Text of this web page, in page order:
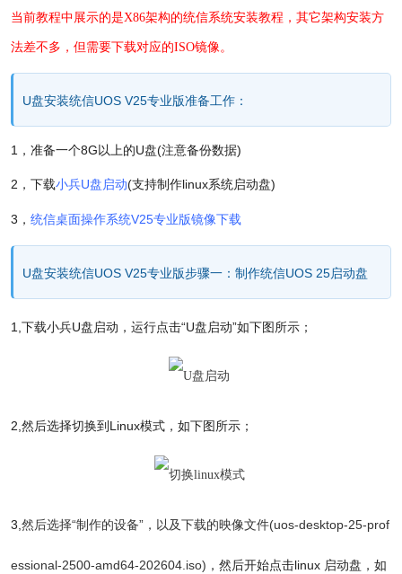
当前教程中展示的是X86架构的统信系统安装教程，其它架构安装方
法差不多，但需要下载对应的ISO镜像。
U盘安装统信UOS V25专业版准备工作：
1，准备一个8G以上的U盘(注意备份数据)
2，下载小兵U盘启动(支持制作linux系统启动盘)
3 ，统信桌面操作系统V25专业版镜像下载
U盘安装统信UOS V25专业版步骤一：制作统信UOS 25启动盘
1,下载小兵U盘启动 ，运行点击“U盘启动”如下图所示；
2,然后选择切换到Linux模式 ，如下图所示；
3,然后选择“制作的设备”，以及下载的映像文件(uos-desktop-25-prof
essional-2500-amd64-202604.iso) ，然后开始点击linux 启动盘，如